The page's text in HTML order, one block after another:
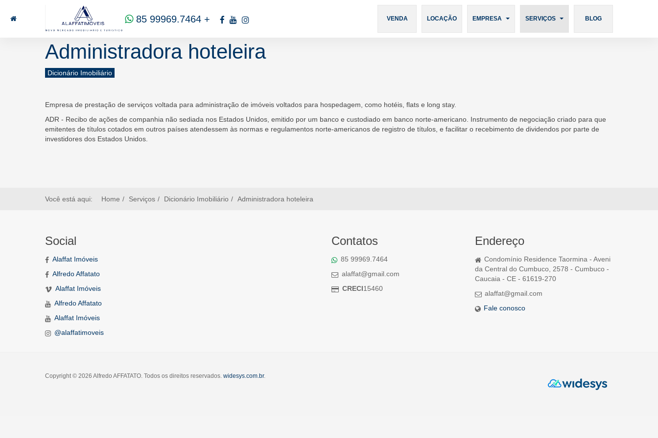
85 99969.7464
85 99969.7464 + VENDA LOCAÇÃO EMPRESA SERVIÇOS BLOG
Administradora hoteleira
Dicionário Imobiliário
Empresa de prestação de serviços voltada para administração de imóveis voltados para hospedagem, como hotéis, flats e long stay.
ADR - Recibo de ações de companhia não sediada nos Estados Unidos, emitido por um banco e custodiado em banco norte-americano. Instrumento de negociação criado para que
emitentes de títulos cotados em outros países atendessem às normas e regulamentos norte-americanos de registro de títulos, e facilitar o recebimento de dividendos por parte de
investidores dos Estados Unidos.
Você está aqui: Home Serviços Dicionário Imobiliário Administradora hoteleira
Social
Alaffat Imóveis
Alfredo Affatato
Alaffat Imóveis
Alfredo Affatato
Alaffat Imóveis
@alaffatimoveis
Contatos
85 99969.7464
alaffat@gmail.com
CRECI15460
Endereço
Condomínio Residence Taormina - Aveni
da Central do Cumbuco, 2578 - Cumbuco -
Caucaia - CE - 61619-270
alaffat@gmail.com
Fale conosco
Copyright © 2026 Alfredo AFFATATO. Todos os direitos reservados. widesys.com.br.